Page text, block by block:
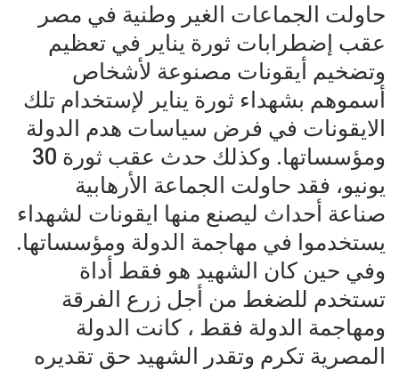
حاولت الجماعات الغير وطنية في مصر
عقب إضطرابات ثورة يناير في تعظيم
وتضخيم أيقونات مصنوعة لأشخاص
أسموهم بشهداء ثورة يناير لإستخدام تلك
الايقونات في فرض سياسات هدم الدولة
ومؤسساتها. وكذلك حدث عقب ثورة 30
يونيو، فقد حاولت الجماعة الأرهابية
صناعة أحداث ليصنع منها ايقونات لشهداء
يستخدموا في مهاجمة الدولة ومؤسساتها.
وفي حين كان الشهيد هو فقط أداة
تستخدم للضغط من أجل زرع الفرقة
ومهاجمة الدولة فقط ، كانت الدولة
المصرية تكرم وتقدر الشهيد حق تقديره